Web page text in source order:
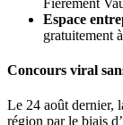
Espace
gratuitement
Concours viral
Le 24 août dernier,
région par le biais